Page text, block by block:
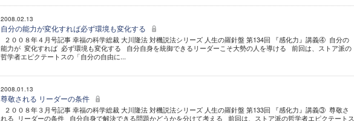
2008.02.13
自分の能力が変化すれば必ず環境も変化する
２００８年４月号記事 幸福の科学総裁 大川隆法 対機説法シリーズ 人生の羅針盤 第134回 『感化力』講義④ 自分の
能力が 変化すれば 必ず環境も変化する 自分自身を統御できるリーダーこそ大勢の人を導ける 前回は、ストア派の
哲学者エピクテートスの「自分の自由に...
2008.01.13
尊敬される リーダーの条件
２００８年３月号記事 幸福の科学総裁 大川隆法 対機説法シリーズ 人生の羅針盤 第133回 『感化力』講義③ 尊敬さ
れる リーダーの条件 自分自身で解決できる問題かどうかを分けて考える 前回は、ストア派の哲学者エピクテートス